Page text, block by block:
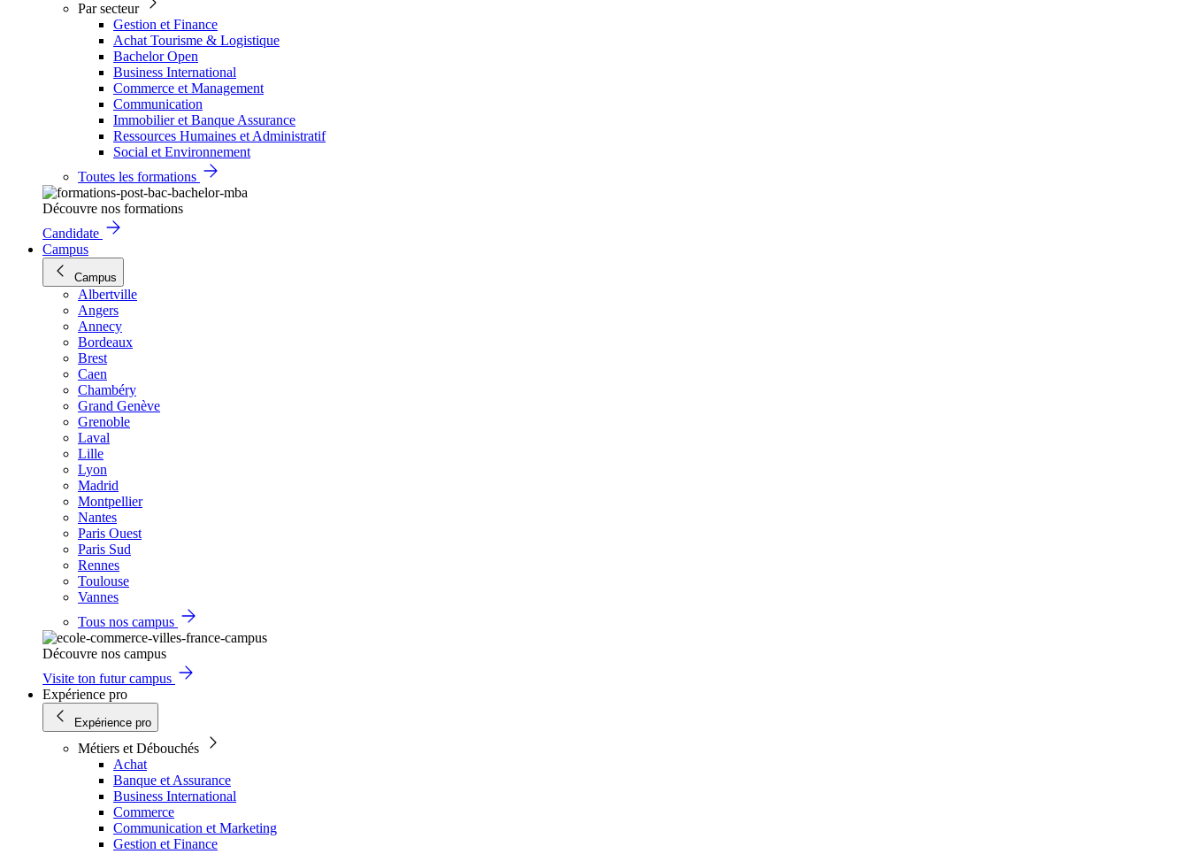
Par secteur
Gestion et Finance
Achat Tourisme & Logistique
Bachelor Open
Business International
Commerce et Management
Communication
Immobilier et Banque Assurance
Ressources Humaines et Administratif
Social et Environnement
Toutes les formations
Découvre nos formations
Candidate
Campus
Campus
Albertville
Angers
Annecy
Bordeaux
Brest
Caen
Chambéry
Grand Genève
Grenoble
Laval
Lille
Lyon
Madrid
Montpellier
Nantes
Paris Ouest
Paris Sud
Rennes
Toulouse
Vannes
Tous nos campus
Découvre nos campus
Visite ton futur campus
Expérience pro
Expérience pro
Métiers et Débouchés
Achat
Banque et Assurance
Business International
Commerce
Communication et Marketing
Gestion et Finance